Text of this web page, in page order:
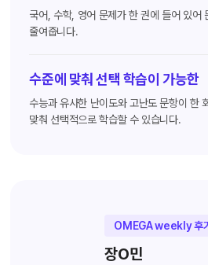
국어, 수학, 영어 문제가 한 권에 들어 있어
줄여줍니다.
수준에 맞춰 선택 학습이 가능한
수능과 유사한 난이도와 고난도 문항이 한
맞춰 선택적으로 학습할 수 있습니다.
OMEGA weekly 후기
장O민